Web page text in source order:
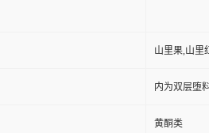
山里果,山里
内为双层堕
黄酮类